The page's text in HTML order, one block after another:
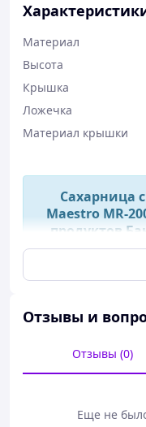
Материал
Высота
Крышка
Ложечка
Материал крышки
Сахарница
Maestro MR-
продуктов
Звоните/
менеджер с
протяжении
отправкой
проверять
Отзывы и
Отзывы (0)
Еще не